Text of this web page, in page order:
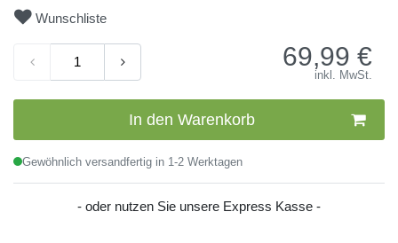
Wunschliste
69,99 €
inkl. MwSt.
In den Warenkorb
Gewöhnlich versandfertig in 1-2 Werktagen
- oder nutzen Sie unsere Express Kasse -